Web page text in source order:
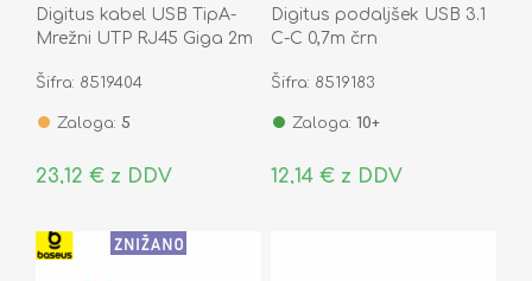
Digitus kabel USB TipA-
Mrežni UTP RJ45 Giga 2m
Šifra: 8519404
Zaloga: 5
23,12 € z DDV
Digitus podaljšek USB 3.1
C-C 0,7m črn
Šifra: 8519183
Zaloga: 10+
12,14 € z DDV